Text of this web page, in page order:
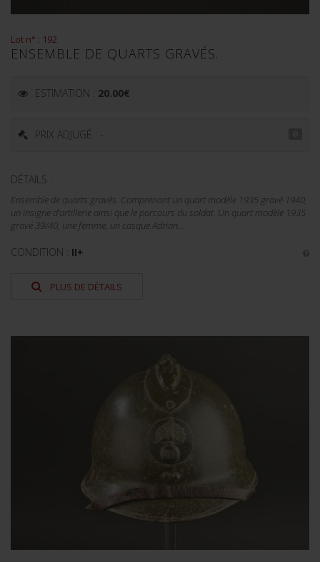
Lot n° : 192
ENSEMBLE DE QUARTS GRAVÉS.
ESTIMATION : 20.00€
PRIX ADJUGÉ : -
DÉTAILS :
Ensemble de quarts gravés. Comprenant un quart modèle 1935 gravé 1940,
un insigne d'artillerie ainsi que le parcours du soldat. Un quart modèle 1935
gravé 39/40, une femme, un casque Adrian...
CONDITION : II+
PLUS DE DÉTAILS